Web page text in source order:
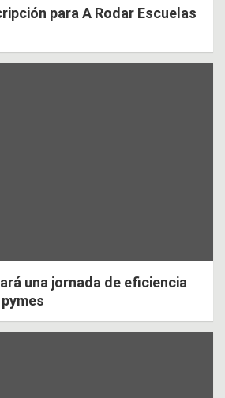
para A Rodar Escuelas
una jornada de eficiencia